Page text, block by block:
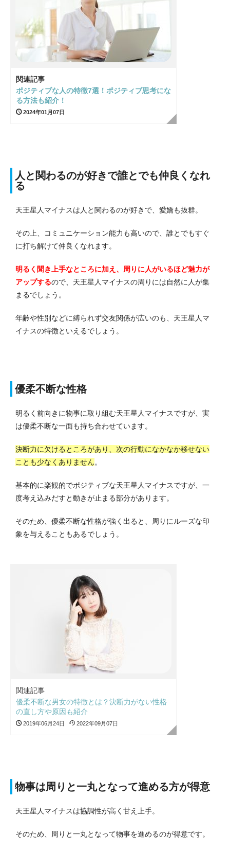
関連記事
ポジティブな人の特徴7選！ポジティブ思考にな
る方法も紹介！
2024年01月07日
人と関わるのが好きで誰とでも仲良くなれ
る
天王星人マイナスは人と関わるのが好きで、愛嬌も抜群。
その上、コミュニケーション能力も高いので、誰とでもすぐ
に打ち解けて仲良くなれます。
明るく聞き上手なところに加え、周りに人がいるほど魅力が
アップするので、天王星人マイナスの周りには自然に人が集
まるでしょう。
年齢や性別などに縛られず交友関係が広いのも、天王星人マ
イナスの特徴といえるでしょう。
優柔不断な性格
明るく前向きに物事に取り組む天王星人マイナスですが、実
は優柔不断な一面も持ち合わせています。
決断力に欠けるところがあり、次の行動になかなか移せない
ことも少なくありません。
基本的に楽観的でポジティブな天王星人マイナスですが、一
度考え込みだすと動きが止まる部分があります。
そのため、優柔不断な性格が強く出ると、周りにルーズな印
象を与えることもあるでしょう。
関連記事
優柔不断な男女の特徴とは？決断力がない性格
の直し方や原因も紹介
2019年06月24日 2022年09月07日
物事は周りと一丸となって進める方が得意
天王星人マイナスは協調性が高く甘え上手。
そのため、周りと一丸となって物事を進めるのが得意です。